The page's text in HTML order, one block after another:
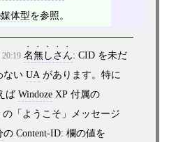
体型を参照。
名無しさん: CID を未だ
ない UAがあります。特に
ばWindozeXP 付属の
の「ようこそ」メッセージ
の Content-ID: 欄の値を